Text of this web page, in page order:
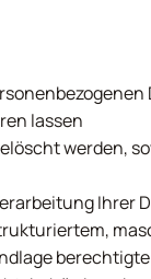
lassen
werden,
Ihrer